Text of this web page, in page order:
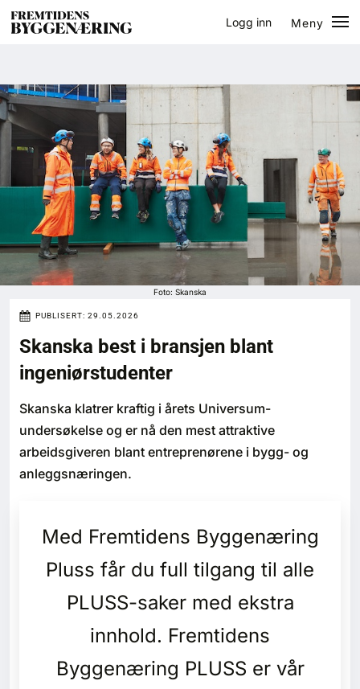
Logg inn
Meny
Eventer
Prosjekter
Bygg-guiden
Logg inn
Bygg
Bærekraft
Eiendom
Annonsering
Abonnere magasin
Foto: Skanska
PUBLISERT: 29.05.2026
Skanska best i bransjen blant
ingeniørstudenter
Skanska klatrer kraftig i årets Universum-
undersøkelse og er nå den mest attraktive
arbeidsgiveren blant entreprenørene i bygg- og
anleggsnæringen.
Med Fremtidens Byggenæring
Pluss får du full tilgang til alle
PLUSS-saker med ekstra
innhold. Fremtidens
Byggenæring PLUSS er vår